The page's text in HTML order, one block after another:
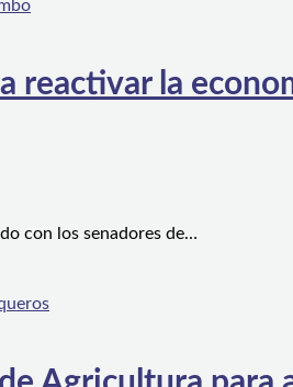
reactivar la
con los senadores de…